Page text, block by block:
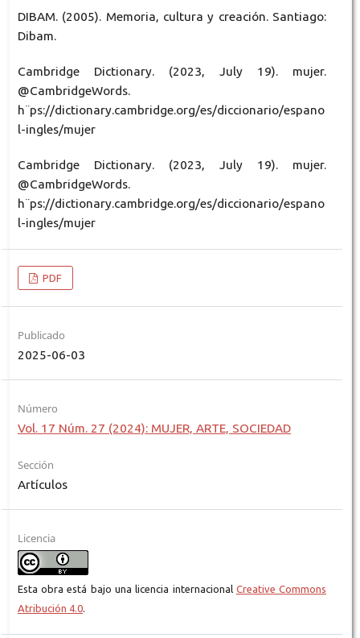
DIBAM. (2005). Memoria, cultura y creación. Santiago:
Dibam.
Cambridge Dictionary. (2023, July 19). mujer.
@CambridgeWords.
h¨ps://dictionary.cambridge.org/es/diccionario/espano
l-ingles/mujer
Cambridge Dictionary. (2023, July 19). mujer.
@CambridgeWords.
h¨ps://dictionary.cambridge.org/es/diccionario/espano
l-ingles/mujer
PDF
Publicado
2025-06-03
Número
Vol. 17 Núm. 27 (2024): MUJER, ARTE, SOCIEDAD
Sección
Artículos
Licencia
Esta obra está bajo una licencia internacional Creative Commons
Atribución 4.0.